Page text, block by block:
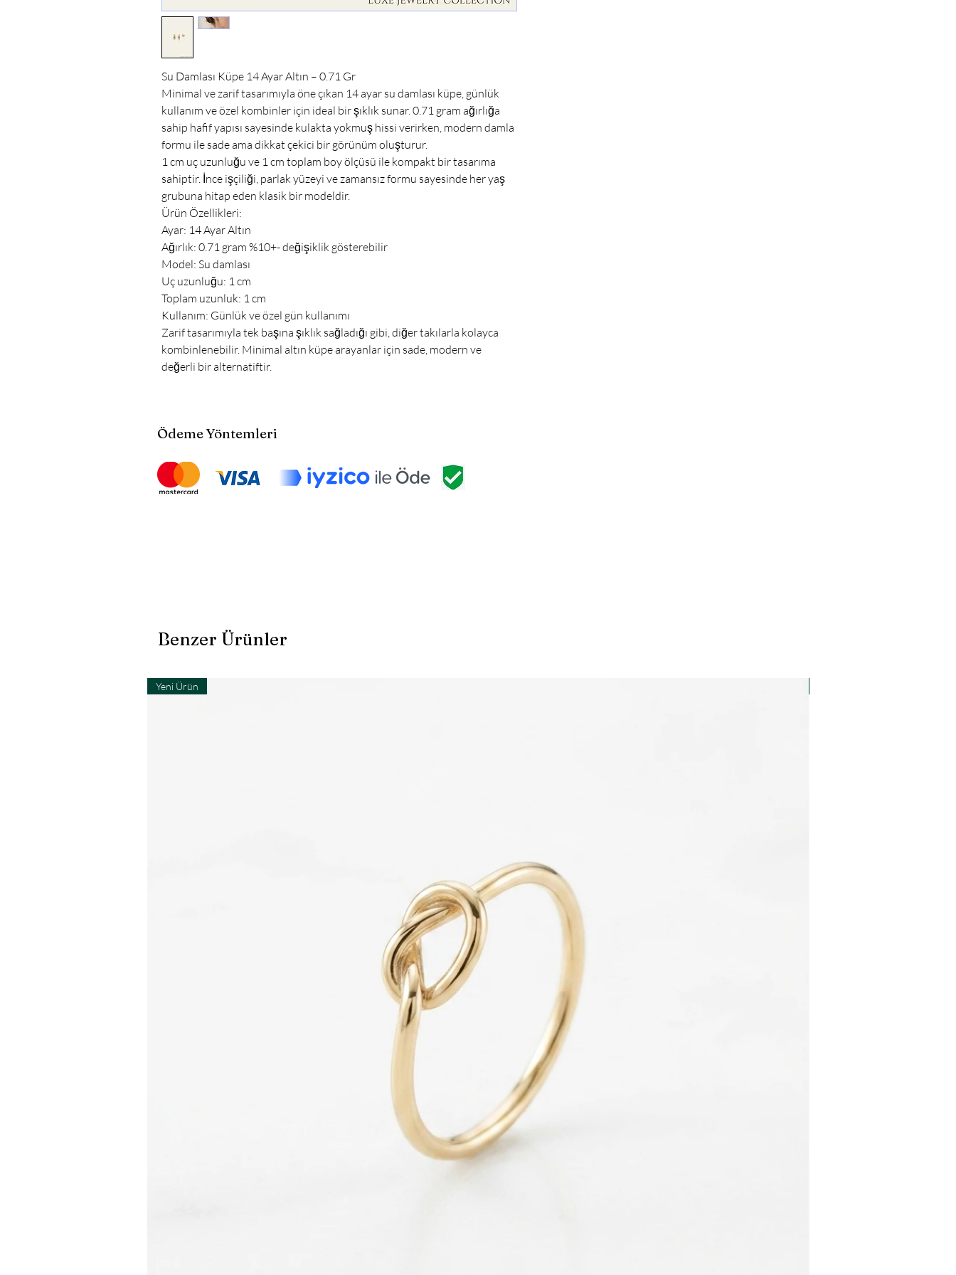
Su Damlası Küpe 14 Ayar Altın – 0.71 Gr
Minimal ve zarif tasarımıyla öne çıkan 14 ayar su damlası küpe, günlük
kullanım ve özel kombinler için ideal bir şıklık sunar. 0.71 gram ağırlığa
sahip hafif yapısı sayesinde kulakta yokmuş hissi verirken, modern damla
formu ile sade ama dikkat çekici bir görünüm oluşturur.
1 cm uç uzunluğu ve 1 cm toplam boy ölçüsü ile kompakt bir tasarıma
sahiptir. İnce işçiliği, parlak yüzeyi ve zamansız formu sayesinde her yaş
grubuna hitap eden klasik bir modeldir.
Ürün Özellikleri:
Ayar: 14 Ayar Altın
Ağırlık: 0.71 gram %10+- değişiklik gösterebilir
Model: Su damlası
Uç uzunluğu: 1 cm
Toplam uzunluk: 1 cm
Kullanım: Günlük ve özel gün kullanımı
Zarif tasarımıyla tek başına şıklık sağladığı gibi, diğer takılarla kolayca
kombinlenebilir. Minimal altın küpe arayanlar için sade, modern ve
değerli bir alternatiftir.
Ödeme Yöntemleri
Benzer Ürünler
Yeni Ürün